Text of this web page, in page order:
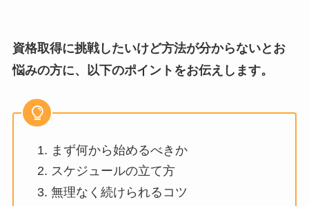
資格取得に挑戦したいけど方法が分からないとお
悩みの方に、以下のポイントをお伝えします。
まず何から始めるべきか
スケジュールの立て方
無理なく続けられるコツ